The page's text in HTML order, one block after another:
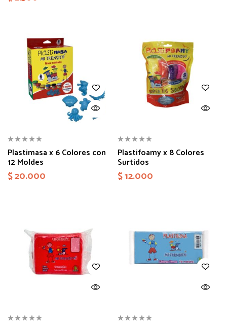
Plastimasa x 6 Colores con
12 Moldes
$20.000
Plastifoamy x 8 Colores
Surtidos
$12.000